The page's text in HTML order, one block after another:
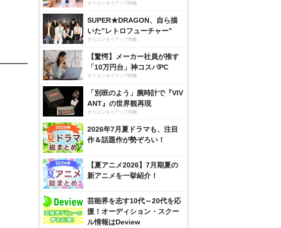
オリコンタイアップ特集
SUPER★DRAGON、自ら描
いた”レトロフューチャー”
オリコンタイアップ特集
【驚愕】メーカー社員が推す
「10万円台」神コスパPC
オリコンタイアップ特集
「別班のよう」腕時計で『VIV
ANT』の世界観再現
オリコンタイアップ特集
2026年7月夏ドラマも、注目
作＆話題作が勢ぞろい！
【夏アニメ2026】7月期夏の
新アニメを一挙紹介！
芸能界を志す10代～20代を応
援！オーディション・スクー
ル情報はDeview